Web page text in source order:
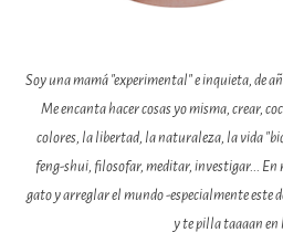
Soy una mamá "experimental" e inquieta, de
Me encanta hacer cosas yo misma, crear,
colores, la libertad, la naturaleza, la vida
feng-shui, filosofar, meditar, investigar... En
gato y arreglar el mundo -especialmente este
y te pilla taaaan en